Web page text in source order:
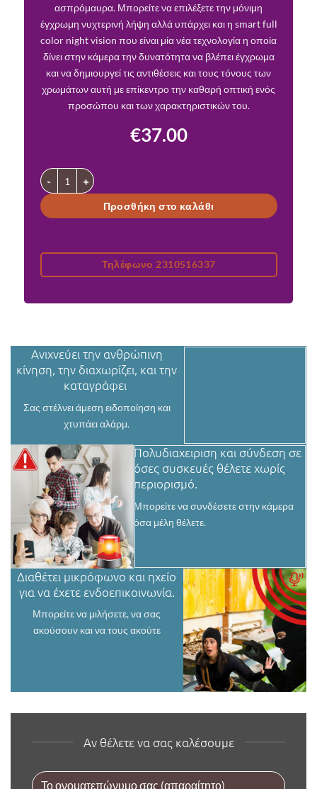
ασπρόμαυρα. Μπορείτε να επιλέξετε την μόνιμη
έγχρωμη νυχτερινή λήψη αλλά υπάρχει και η smart full
color night vision που είναι μία νέα τεχνολογία η οποία
δίνει στην κάμερα την δυνατότητα να βλέπει έγχρωμα
και να δημιουργεί τις αντιθέσεις και τους τόνους των
χρωμάτων αυτή με επίκεντρο την καθαρή οπτική ενός
προσώπου και των χαρακτηριστικών του.
€37.00
Κάμερα wifi ασύρματη σταθερή ιδανική για εσωτερικούς
Προσθήκη στο καλάθι
Τηλέφωνο 2310516337
Ανιχνεύει την ανθρώπινη
κίνηση, την διαχωρίζει, και την
καταγράφει
Σας στέλνει άμεση ειδοποίηση και
χτυπάει αλάρμ.
Πολυδιαχειριση και σύνδεση σε
όσες συσκευές θέλετε χωρίς
περιορισμό.
Μπορείτε να συνδέσετε στην κάμερα
όσα μέλη θέλετε.
Διαθέτει μικρόφωνο και ηχείο
για να έχετε ενδοεπικοινωνία.
Μπορείτε να μιλήσετε, να σας
ακούσουν και να τους ακούτε
Αν θέλετε να σας καλέσουμε